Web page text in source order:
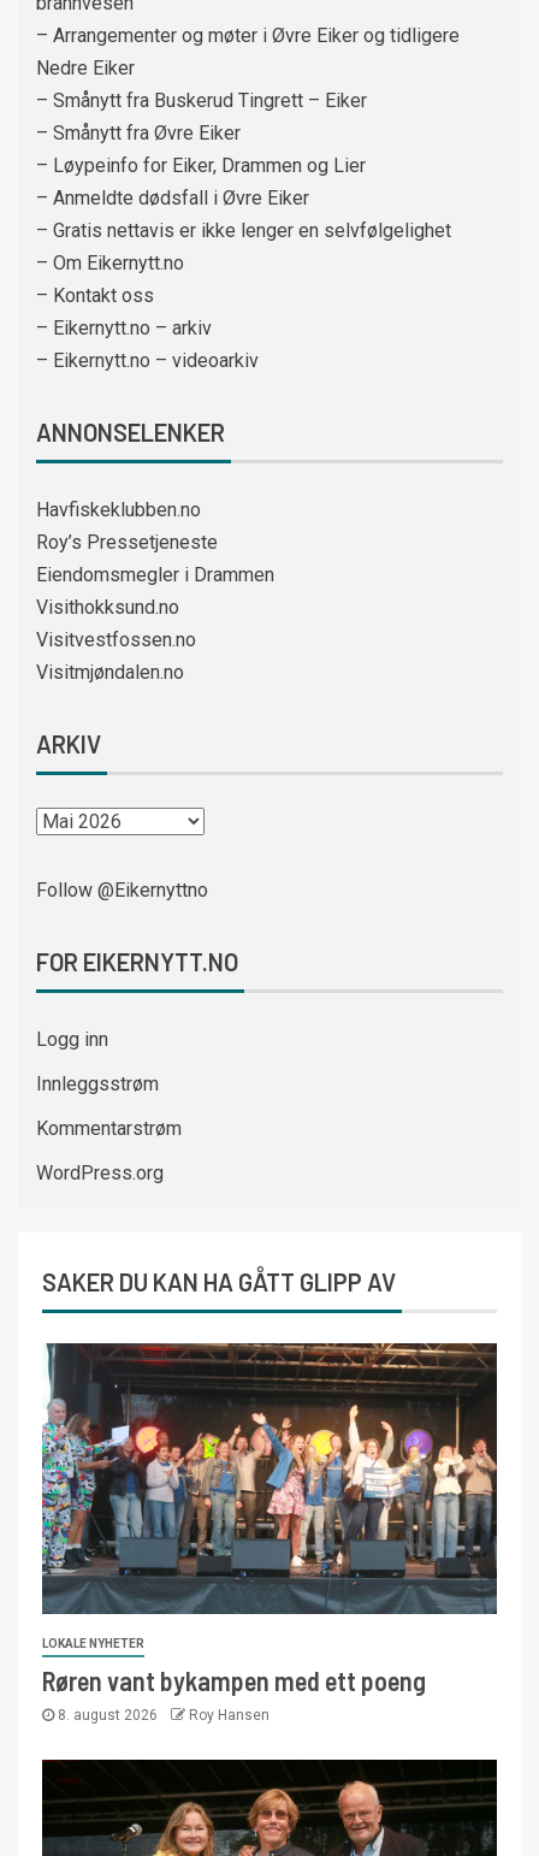
– Arrangementer og møter i Øvre Eiker og tidligere
Nedre Eiker
– Smånytt fra Buskerud Tingrett – Eiker
– Smånytt fra Øvre Eiker
– Løypeinfo for Eiker, Drammen og Lier
– Anmeldte dødsfall i Øvre Eiker
– Gratis nettavis er ikke lenger en selvfølgelighet
– Om Eikernytt.no
– Kontakt oss
– Eikernytt.no – arkiv
– Eikernytt.no – videoarkiv
ANNONSELENKER
Havfiskeklubben.no
Roy’s Pressetjeneste
Eiendomsmegler i Drammen
Visithokksund.no
Visitvestfossen.no
Visitmjøndalen.no
ARKIV
Follow @Eikernyttno
FOR EIKERNYTT.NO
Logg inn
Innleggsstrøm
Kommentarstrøm
WordPress.org
SAKER DU KAN HA GÅTT GLIPP AV
LOKALE NYHETER
Røren vant bykampen med ett poeng
8. august 2026 Roy Hansen